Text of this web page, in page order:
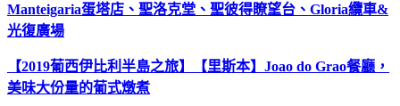
Manteigaria蛋塔店、聖洛克堂、聖彼得瞭望台、Gloria纜車&
光復廣場
【2019葡西伊比利半島之旅】【里斯本】Joao do Grao餐廳，
美味大份量的葡式燉煮